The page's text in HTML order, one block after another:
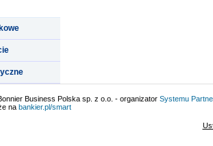
Business Polska sp. z o.o. - organizator Systemu
na bankier.pl/smart